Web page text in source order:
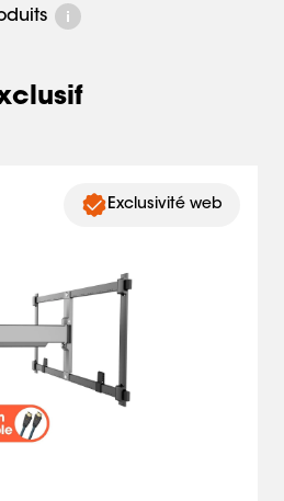
Exclusivité web